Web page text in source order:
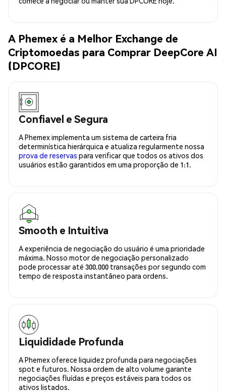
A Phemex é a Melhor Exchange de
Criptomoedas para Comprar DeepCore AI
(DPCORE)
Confiavel e Segura
A Phemex implementa um sistema de carteira fria
determinística hierárquica e atualiza regularmente nossa
prova de reservas para verificar que todos os ativos dos
usuários estão garantidos em uma proporção de 1:1.
Smooth e Intuitiva
A experiência de negociação do usuário é uma prioridade
máxima. Nosso motor de negociação personalizado
pode processar até 300.000 transações por segundo com
tempo de resposta instantâneo para ordens.
Liquididade Profunda
A Phemex oferece liquidez profunda para negociações
spot e futuros. Nossa ordem de alto volume garante
negociações fluídas e preços estáveis para todos os
ativos listados.